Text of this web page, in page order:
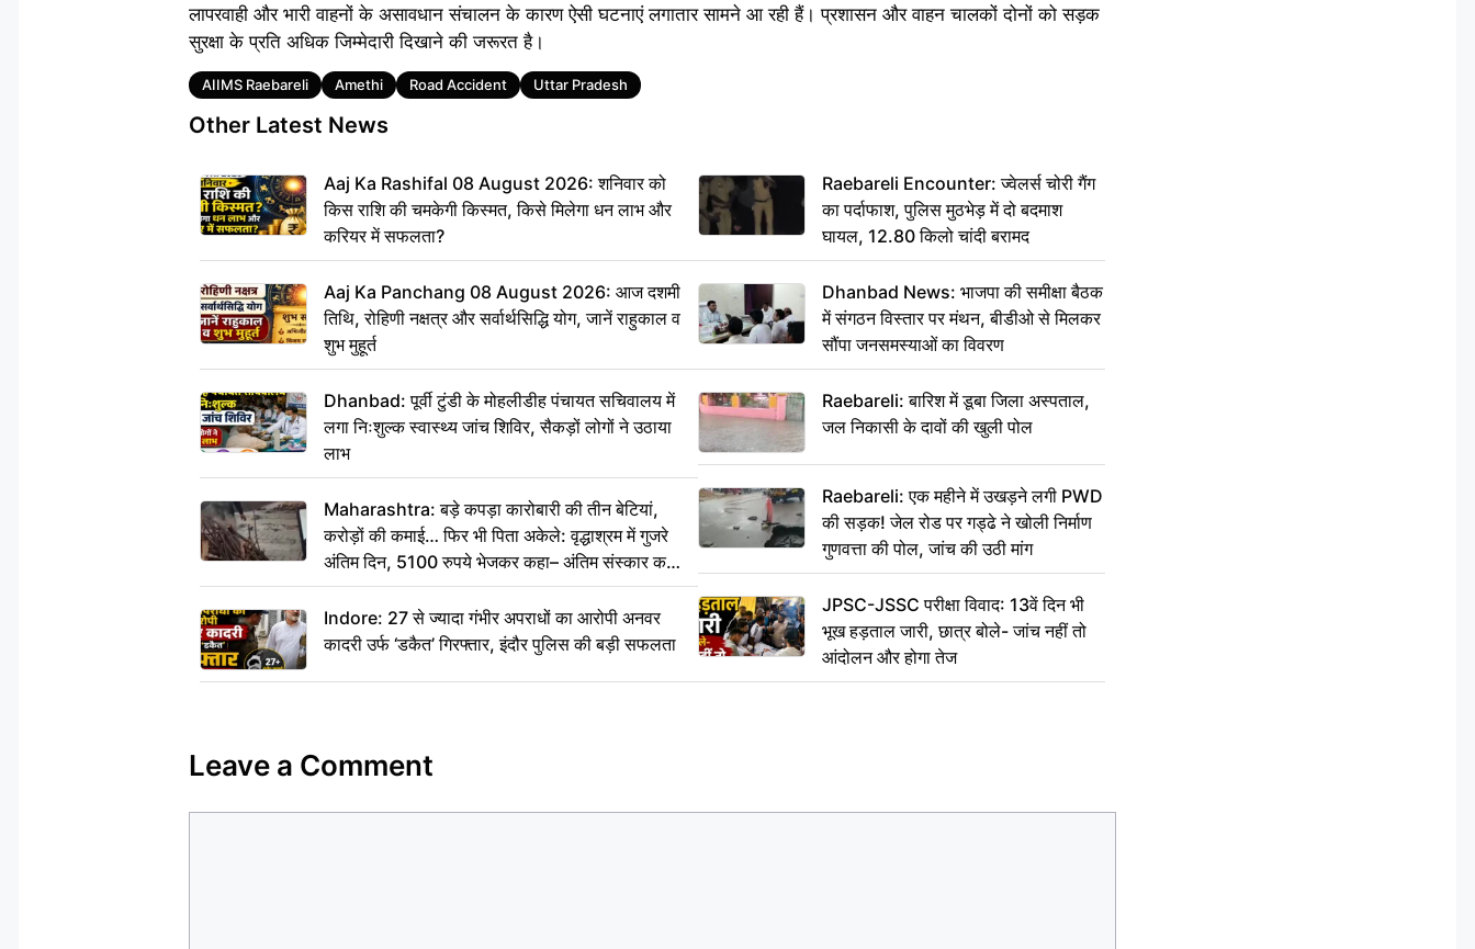
लापरवाही और भारी वाहनों के असावधान संचालन के कारण ऐसी घटनाएं लगातार सामने आ रही हैं। प्रशासन और वाहन चालकों दोनों को सड़क
सुरक्षा के प्रति अधिक जिम्मेदारी दिखाने की जरूरत है।
Tags
AIIMS Raebareli Amethi Road Accident Uttar Pradesh
Other Latest News
Aaj Ka Rashifal 08 August 2026: शनिवार को
किस राशि की चमकेगी किस्मत, किसे मिलेगा धन लाभ और
करियर में सफलता?
Aaj Ka Panchang 08 August 2026: आज दशमी
तिथि, रोहिणी नक्षत्र और सर्वार्थसिद्धि योग, जानें राहुकाल व
शुभ मुहूर्त
Dhanbad: पूर्वी टुंडी के मोहलीडीह पंचायत सचिवालय में
लगा निःशुल्क स्वास्थ्य जांच शिविर, सैकड़ों लोगों ने उठाया
लाभ
Maharashtra: बड़े कपड़ा कारोबारी की तीन बेटियां,
करोड़ों की कमाई… फिर भी पिता अकेले: वृद्धाश्रम में गुजरे
अंतिम दिन, 5100 रुपये भेजकर कहा– अंतिम संस्कार कर
दीजिए हम नहीं आ पाएंगे
Indore: 27 से ज्यादा गंभीर अपराधों का आरोपी अनवर
कादरी उर्फ ‘डकैत’ गिरफ्तार, इंदौर पुलिस की बड़ी सफलता
Raebareli Encounter: ज्वेलर्स चोरी गैंग
का पर्दाफाश, पुलिस मुठभेड़ में दो बदमाश
घायल, 12.80 किलो चांदी बरामद
Dhanbad News: भाजपा की समीक्षा बैठक
में संगठन विस्तार पर मंथन, बीडीओ से मिलकर
सौंपा जनसमस्याओं का विवरण
Raebareli: बारिश में डूबा जिला अस्पताल,
जल निकासी के दावों की खुली पोल
Raebareli: एक महीने में उखड़ने लगी PWD
की सड़क! जेल रोड पर गड्ढे ने खोली निर्माण
गुणवत्ता की पोल, जांच की उठी मांग
JPSC-JSSC परीक्षा विवाद: 13वें दिन भी
भूख हड़ताल जारी, छात्र बोले- जांच नहीं तो
आंदोलन और होगा तेज
Leave a Comment